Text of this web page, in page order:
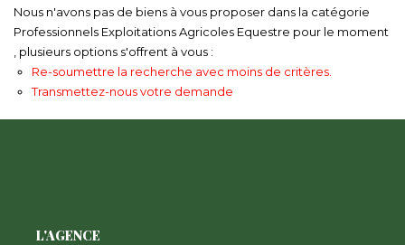
NOTRE AGENCE
Qui Sommes Nous
Notre Équipe
Créer une alerte
Nous n'avons pas de biens à vous proposer dans la catégorie
Professionnels Exploitations Agricoles Equestre pour le moment
, plusieurs options s'offrent à vous :
Re-soumettre la recherche avec moins de critères.
Transmettez-nous votre demande
L'AGENCE